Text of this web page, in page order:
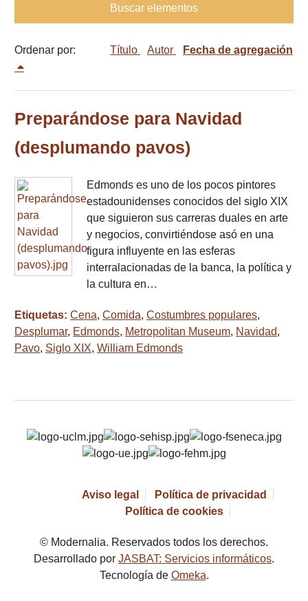
Buscar elementos
Ordenar por: Título Autor Fecha de agregación
Preparándose para Navidad
(desplumando pavos)
Edmonds es uno de los pocos pintores
estadounidenses conocidos del siglo XIX
que siguieron sus carreras duales en arte
y negocios, convirtiéndose asó en una
figura influyente en las esferas
interralacionadas de la banca, la política y
la cultura en…
Etiquetas: Cena, Comida, Costumbres populares,
Desplumar, Edmonds, Metropolitan Museum, Navidad,
Pavo, Siglo XIX, William Edmonds
Aviso legal
Política de privacidad
Política de cookies
© Modernalia. Reservados todos los derechos.
Desarrollado por JASBAT: Servicios informáticos.
Tecnología de Omeka.